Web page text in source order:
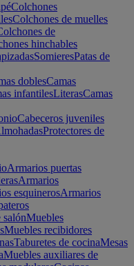
Colchones
Colchones de muelles
de
hinchables
SomieresPatas de
doblesCamas
infantilesLiterasCamas
Cabeceros juveniles
Protectores de
Armarios puertas
Armarios
esquinerosArmarios
salónMuebles
Muebles recibidores
Taburetes de cocinaMesas
Muebles auxiliares de